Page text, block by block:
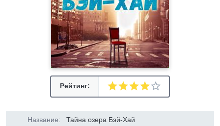
Рейтинг:
Название: Тайна озера Бэй-Хай